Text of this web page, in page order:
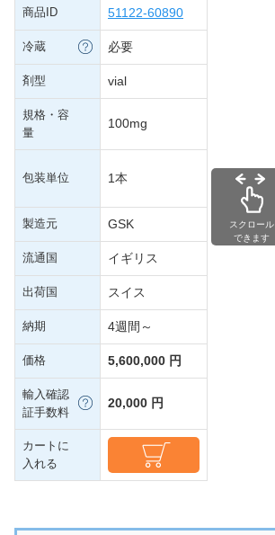
商品ID 51122-60890
冷蔵 必要
剤型 vial
規格・容
量
100mg
包装単位 1本
製造元 GSK
流通国 イギリス
出荷国 スイス
納期 4週間～
価格 5,600,000 円
輸入確認
証手数料
20,000 円
カートに
入れる
スクロール
できます